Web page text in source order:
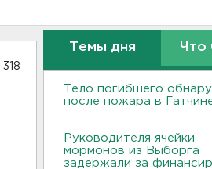
318
Темы дня Что
Тело погибшего
после пожара в
Руководителя ячейки
мормонов из Выборга
задержали за